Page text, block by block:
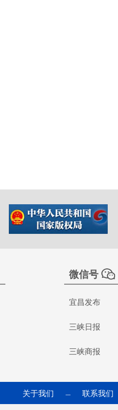
微信号
宜昌发布
三峡日报
三峡商报
关于我们 — 联系我们